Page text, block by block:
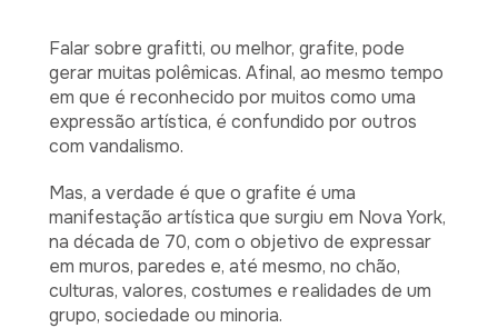
Falar sobre grafitti, ou melhor, grafite, pode
gerar muitas polêmicas. Afinal, ao mesmo tempo
em que é reconhecido por muitos como uma
expressão artística, é confundido por outros
com vandalismo.
Mas, a verdade é que o grafite é uma
manifestação artística que surgiu em Nova York,
na década de 70, com o objetivo de expressar
em muros, paredes e, até mesmo, no chão,
culturas, valores, costumes e realidades de um
grupo, sociedade ou minoria.